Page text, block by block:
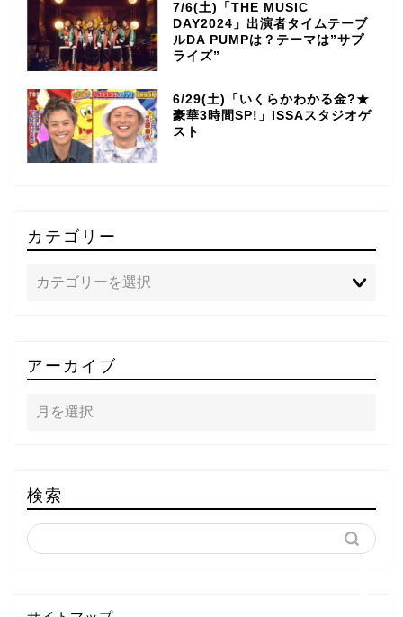
7/6(土)「THE MUSIC
DAY2024」出演者タイムテーブ
ルDA PUMPは？テーマは”サプ
ライズ”
6/29(土)「いくらかわかる金?★
豪華3時間SP!」ISSAスタジオゲ
スト
カテゴリー
アーカイブ
検索
～DA PUMP YORIの晴れ
ばれラジオ～